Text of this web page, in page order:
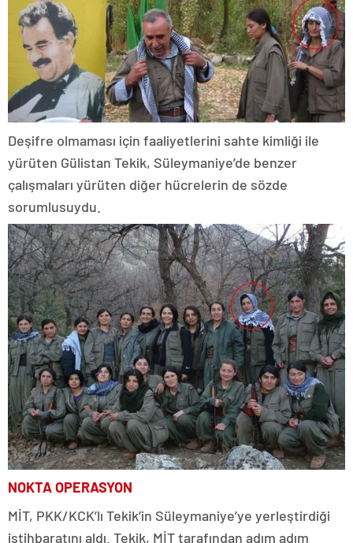
Deşifre olmaması için faaliyetlerini sahte kimliği ile
yürüten Gülistan Tekik, Süleymaniye’de benzer
çalışmaları yürüten diğer hücrelerin de sözde
sorumlusuydu.
NOKTA OPERASYON
MİT, PKK/KCK’lı Tekik’in Süleymaniye’ye yerleştirdiği
istihbaratını aldı. Tekik, MİT tarafından adım adım